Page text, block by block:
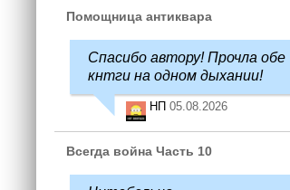
Помощница антиквара
Спасибо автору! Прочла обе
кнтги на одном дыхании!
НП 05.08.2026
Всегда война Часть 10